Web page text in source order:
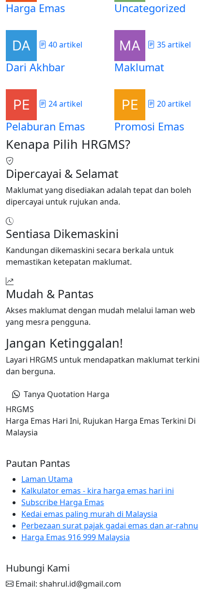
Harga Emas Uncategorized
40 artikel
Dari Akhbar
35 artikel
Maklumat
24 artikel
Pelaburan Emas
20 artikel
Promosi Emas
Kenapa Pilih HRGMS?
Dipercayai & Selamat
Maklumat yang disediakan adalah tepat dan boleh
dipercayai untuk rujukan anda.
Sentiasa Dikemaskini
Kandungan dikemaskini secara berkala untuk
memastikan ketepatan maklumat.
Mudah & Pantas
Akses maklumat dengan mudah melalui laman web
yang mesra pengguna.
Jangan Ketinggalan!
Layari HRGMS untuk mendapatkan maklumat terkini
dan berguna.
Tanya Quotation Harga
HRGMS
Harga Emas Hari Ini, Rujukan Harga Emas Terkini Di
Malaysia
Pautan Pantas
Laman Utama
Kalkulator emas - kira harga emas hari ini
Subscribe Harga Emas
Kedai emas paling murah di Malaysia
Perbezaan surat pajak gadai emas dan ar-rahnu
Harga Emas 916 999 Malaysia
Hubungi Kami
Email: shahrul.id@gmail.com